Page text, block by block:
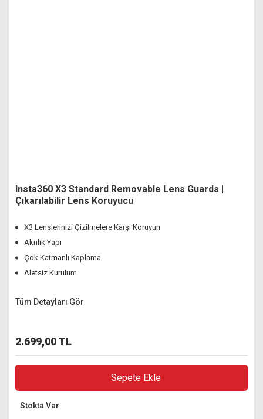
Insta360 X3 Standard Removable Lens Guards |
Çıkarılabilir Lens Koruyucu
X3 Lenslerinizi Çizilmelere Karşı Koruyun
Akrilik Yapı
Çok Katmanlı Kaplama
Aletsiz Kurulum
Tüm Detayları Gör
2.699,00 TL
Sepete Ekle
Stokta Var